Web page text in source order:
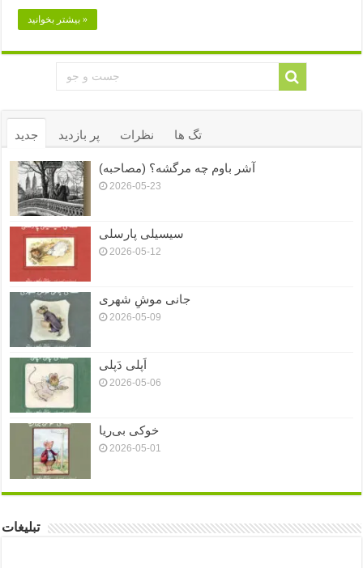
بیشتر بخوانید »
جدید پر بازدید نظرات تگ ها
آشر باوم چه مرگشه؟ (مصاحبه)
2026-05-23
سیسیلی پارسلی
2026-05-12
جانی موشِ شهری
2026-05-09
اَپلی دَپلی
2026-05-06
خوکی بی‌ریا
2026-05-01
تبلیغات